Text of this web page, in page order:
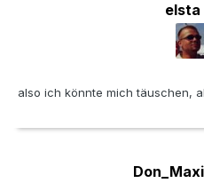
elsta
also ich könnte mich täuschen,